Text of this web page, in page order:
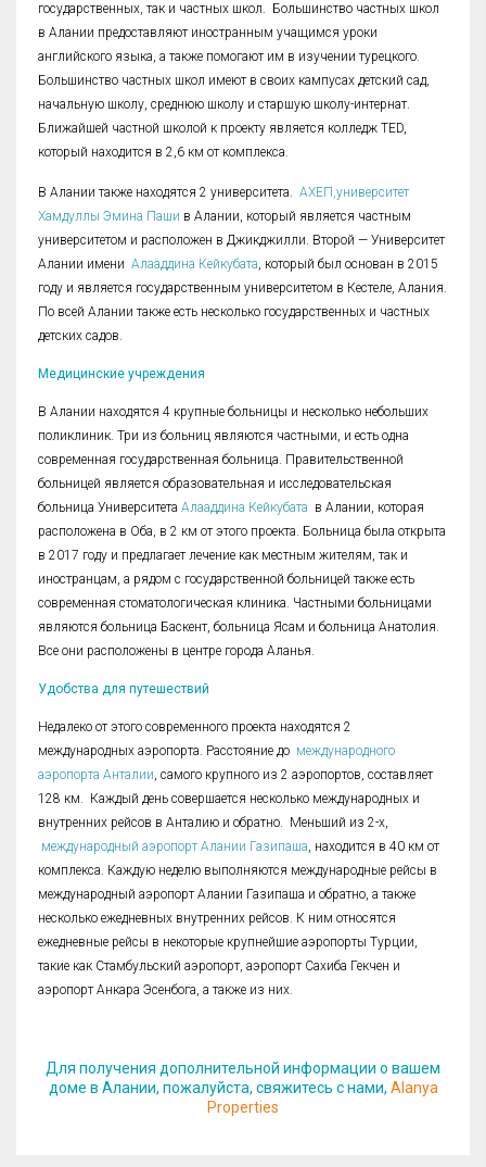
государственных, так и частных школ. Большинство частных школ
в Алании предоставляют иностранным учащимся уроки
английского языка, а также помогают им в изучении турецкого.
Большинство частных школ имеют в своих кампусах детский сад,
начальную школу, среднюю школу и старшую школу-интернат.
Ближайшей частной школой к проекту является колледж TED,
который находится в 2,6 км от комплекса.
В Алании также находятся 2 университета. АХЕП,университет
Хамдуллы Эмина Паши в Алании, который является частным
университетом и расположен в Джикджилли. Второй — Университет
Алании имени Алааддина Кейкубата, который был основан в 2015
году и является государственным университетом в Кестеле, Алания.
По всей Алании также есть несколько государственных и частных
детских садов.
Медицинские учреждения
В Алании находятся 4 крупные больницы и несколько небольших
поликлиник. Три из больниц являются частными, и есть одна
современная государственная больница. Правительственной
больницей является образовательная и исследовательская
больница Университета Алааддина Кейкубата в Алании, которая
расположена в Оба, в 2 км от этого проекта. Больница была открыта
в 2017 году и предлагает лечение как местным жителям, так и
иностранцам, а рядом с государственной больницей также есть
современная стоматологическая клиника. Частными больницами
являются больница Баскент, больница Ясам и больница Анатолия.
Все они расположены в центре города Аланья.
Удобства для путешествий
Недалеко от этого современного проекта находятся 2
международных аэропорта. Расстояние до международного
аэропорта Анталии, самого крупного из 2 аэропортов, составляет
128 км. Каждый день совершается несколько международных и
внутренних рейсов в Анталию и обратно. Меньший из 2-х,
международный аэропорт Алании Газипаша, находится в 40 км от
комплекса. Каждую неделю выполняются международные рейсы в
международный аэропорт Алании Газипаша и обратно, а также
несколько ежедневных внутренних рейсов. К ним относятся
ежедневные рейсы в некоторые крупнейшие аэропорты Турции,
такие как Стамбульский аэропорт, аэропорт Сахиба Гекчен и
аэропорт Анкара Эсенбога, а также из них.
Для получения дополнительной информации о вашем
доме в Алании, пожалуйста, свяжитесь с нами, Alanya
Properties